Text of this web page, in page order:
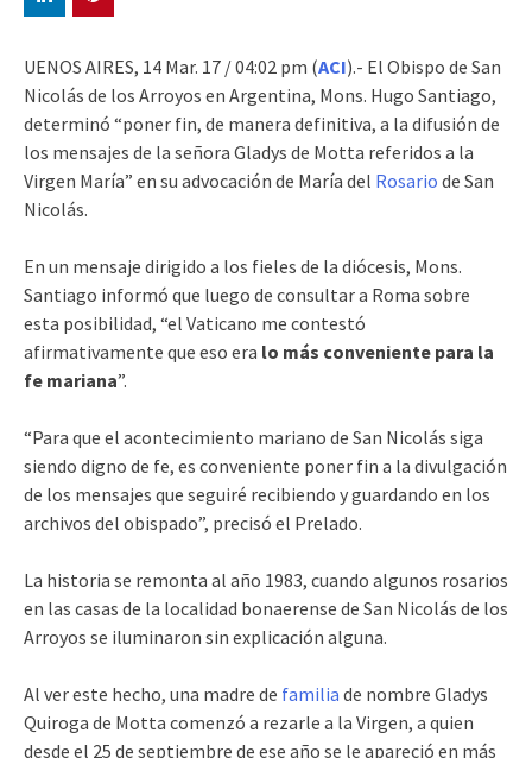
UENOS AIRES, 14 Mar. 17 / 04:02 pm (ACI).- El Obispo de San
Nicolás de los Arroyos en Argentina, Mons. Hugo Santiago,
determinó “poner fin, de manera definitiva, a la difusión de
los mensajes de la señora Gladys de Motta referidos a la
Virgen María” en su advocación de María del Rosario de San
Nicolás.
En un mensaje dirigido a los fieles de la diócesis, Mons.
Santiago informó que luego de consultar a Roma sobre
esta posibilidad, “el Vaticano me contestó
afirmativamente que eso era lo más conveniente para la
fe mariana”.
“Para que el acontecimiento mariano de San Nicolás siga
siendo digno de fe, es conveniente poner fin a la divulgación
de los mensajes que seguiré recibiendo y guardando en los
archivos del obispado”, precisó el Prelado.
La historia se remonta al año 1983, cuando algunos rosarios
en las casas de la localidad bonaerense de San Nicolás de los
Arroyos se iluminaron sin explicación alguna.
Al ver este hecho, una madre de familia de nombre Gladys
Quiroga de Motta comenzó a rezarle a la Virgen, a quien
desde el 25 de septiembre de ese año se le apareció en más